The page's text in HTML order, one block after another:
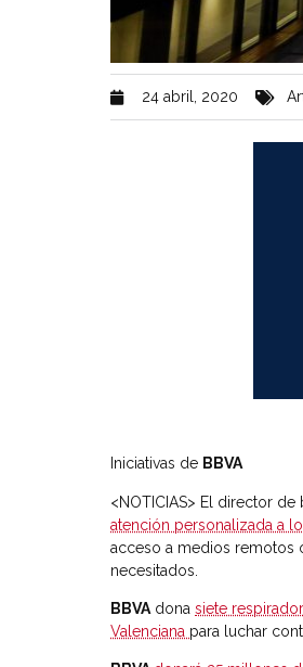
24 abril, 2020
Iniciativas de BBVA
<NOTICIAS> El director
atención personalizada a
acceso a medios remotos
necesitados.
BBVA dona siete
Valenciana para luchar